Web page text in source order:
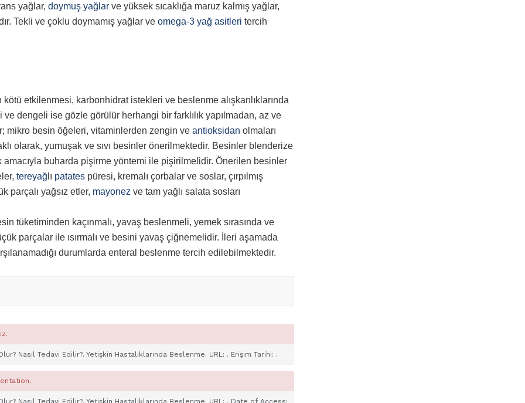
yağlar, doymuş yağlar ve yüksek sıcaklığa maruz kalmış yağlar,
Tekli ve çoklu doymamış yağlar ve omega-3 yağ asitleri tercih
etkilenmesi, karbonhidrat istekleri ve beslenme alışkanlıklarında
dengeli ise gözle görülür herhangi bir farklılık yapılmadan, az ve
mikro besin öğeleri, vitaminlerden zengin ve antioksidan olmaları
olarak, yumuşak ve sıvı besinler önerilmektedir. Besinler blenderize
amacıyla buharda pişirme yöntemi ile pişirilmelidir. Önerilen besinler
tereyağ lı patates püresi, kremalı çorbalar ve soslar, çırpılmış
parçalı yağsız etler, mayonez ve tam yağlı salata sosları
tüketiminden kaçınmalı, yavaş beslenmeli, yemek sırasında ve
parçalar ile ısırmalı ve besini yavaş çiğnemelidir. İleri aşamada
durumlarda enteral beslenme tercih edilebilmektedir.
Nasıl Tedavi Edilir?. Yetişkin Hastalıklarında Beslenme. URL: . Erişim Tarihi: .
Nasıl Tedavi Edilir?. Yetişkin Hastalıklarında Beslenme. URL: . Date of Access: